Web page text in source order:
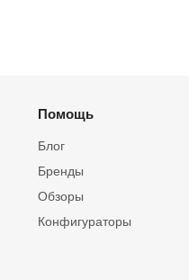
Помощь
Блог
Бренды
Обзоры
Конфигураторы